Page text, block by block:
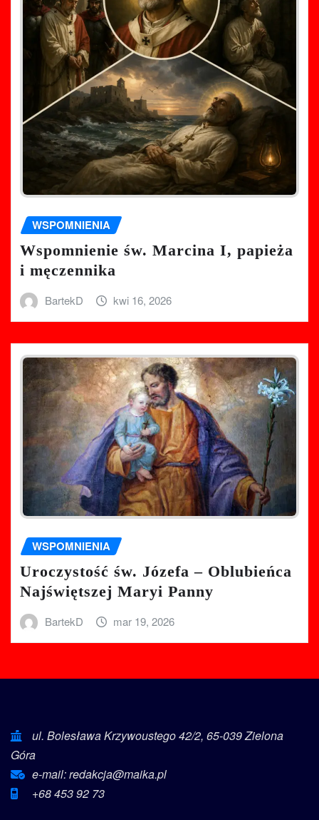
WSPOMNIENIA
Wspomnienie św. Marcina I, papieża
i męczennika
BartekD kwi 16, 2026
WSPOMNIENIA
Uroczystość św. Józefa – Oblubieńca
Najświętszej Maryi Panny
BartekD mar 19, 2026
ul. Bolesława Krzywoustego 42/2, 65-039 Zielona
Góra
e-mail: redakcja@maika.pl
+68 453 92 73